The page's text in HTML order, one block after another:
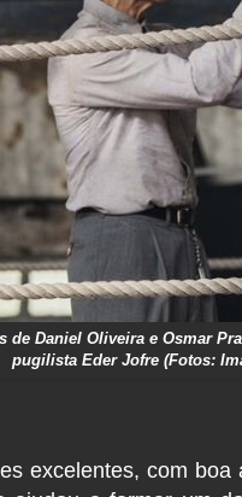
de Daniel Oliveira e Osmar
pugilista Eder Jofre (Fotos:
excelentes, com